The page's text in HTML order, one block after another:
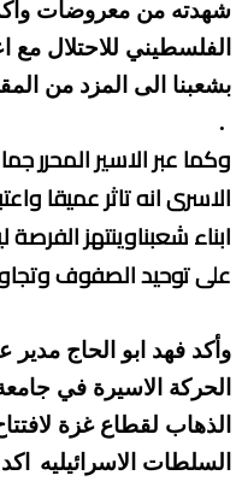
شهدته من معروضات
الفلسطيني للاحتلال
بشعبنا الى المزد من
.
وكما عبر الاسير المحرر
الاسرى انه تاثر عميقا
ابناء شعبناوينتهز
على توحيد الصفوف
وأكد فهد ابو الحاج
الحركة الاسيرة في
الذهاب لقطاع غزة
السلطات الاسرائيليه